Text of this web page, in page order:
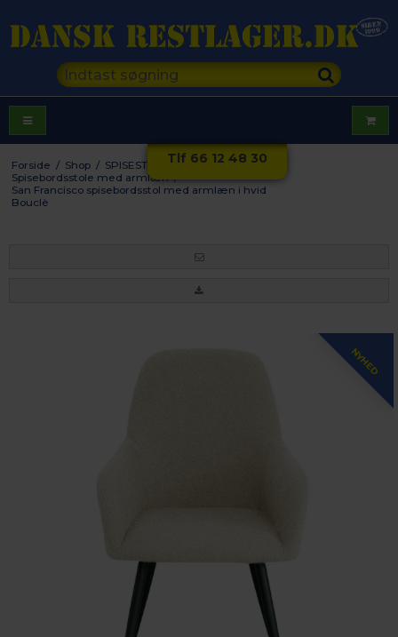
Tlf 66 12 48 30
Forside / Shop / SPISESTUE / Stole
Spisebordsstole med armlæn /
San Francisco spisebordsstol med armlæn i hvid
Bouclè
NYHED